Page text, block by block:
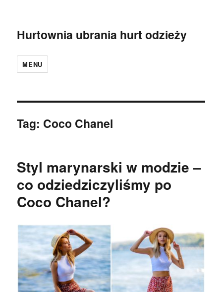
Hurtownia ubrania hurt odzieży
MENU
Tag: Coco Chanel
Styl marynarski w modzie –
co odziedziczyliśmy po
Coco Chanel?